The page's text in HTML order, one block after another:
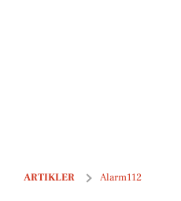
ARTIKLER Alarm112
Beredskab Fyn: Brand i bygning